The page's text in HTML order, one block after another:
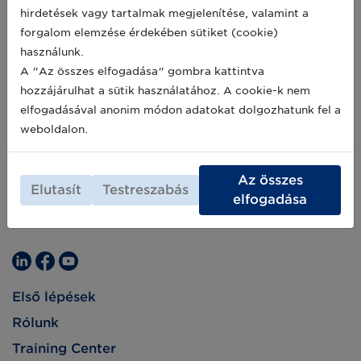
közötti együttműködés, amelynek célja a
magyar állategészségügy, a magyar agrárium
és ezáltal a magyar vidék sikere – emelte ki Dr.
Bognár Lajos főállatorvos, az
Agrárminisztérium élelmiszerlánc-felügyeletért
felelőshelyettes államtitkára szerdán az
Állatorvostudományi Egyetem Digitális
Élelmiszerlánc Oktatási, Kutatási, Fejlesztési és
Innovációs Intézet, az Agrárminisztérium és a
aláírásán.
Első lépések
Rólunk
Training Center
hirdetések vagy tartalmak megjelenítése, valamint a
forgalom elemzése érdekében sütiket (cookie)
használunk.
A "Az összes elfogadása" gombra kattintva
hozzájárulhat a sütik használatához. A cookie-k nem
elfogadásával anonim módon adatokat dolgozhatunk fel a
weboldalon.
Elutasít Testreszabás
Az összes
elfogadása